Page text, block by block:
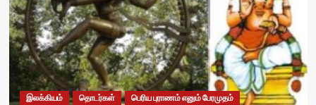
இலக்கியம் தொடர்கள் பெரிய புராணம் எனும் பேரமுதம்